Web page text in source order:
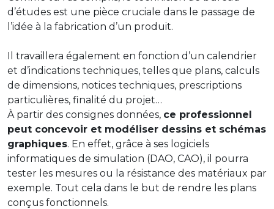
d’études est une pièce cruciale dans le passage de
l’idée à la fabrication d’un produit.
Il travaillera également en fonction d’un calendrier
et d’indications techniques, telles que plans, calculs
de dimensions, notices techniques, prescriptions
particulières, finalité du projet…
À partir des consignes données, ce professionnel
peut concevoir et modéliser dessins et schémas
graphiques. En effet, grâce à ses logiciels
informatiques de simulation (DAO, CAO), il pourra
tester les mesures ou la résistance des matériaux par
exemple. Tout cela dans le but de rendre les plans
conçus fonctionnels.